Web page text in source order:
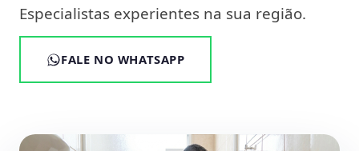
Especialistas experientes na sua região.
FALE NO WHATSAPP